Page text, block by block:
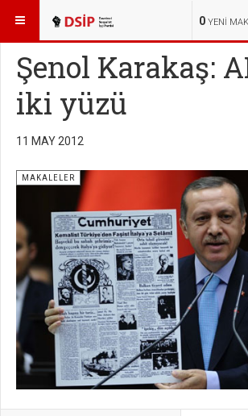
0 YENI
BURADASINIZ: TEMEL METİNLER MAKALELER
Şenol Karakaş:
iki yüzü
11 MAY 2012
MAKALELER